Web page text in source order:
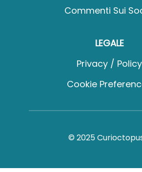
Commenti Sui
LEGALE
Privacy / Policy
Cookie
© 2025